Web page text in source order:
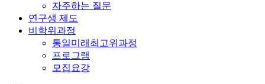
자주하는 질문
연구생 제도
비학위과정
통일미래최고위과정
프로그램
모집요강